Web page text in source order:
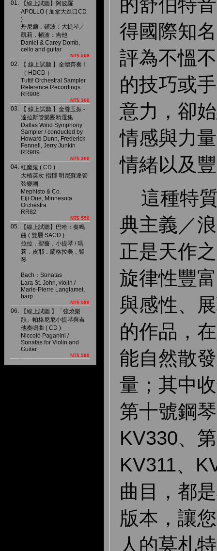
01.
【線上試聽】阿波羅
APOLLO ( 加拿大進口CD
)
丹尼爾．頓波：大提琴／
凱莉．頓波：吉他
Daniel & Carey Domb,
cello and guitar
NT$ 598
02.
【 線上試聽 】全體齊奏！
（ HDCD ）
Tutti! Orchestral Sampler
Reference Recordings
RR906
NT$ 360
03.
【 線上試聽 】金聲玉振 -
達拉斯管樂團精選集
Dallas Wind Symphony
Sampler / conducted by
Howard Dunn, Frederick
Fennell, Jerry Junkin
RR909
NT$ 360
04. 紅魔鬼 ( CD )
大植英次 指揮 明尼蘇達管
弦樂團
Mephisto & Co.
Eiji Oue, Minnesota
Orchestra
RR82
NT$ 550
05.
【線上試聽】巴哈：奏鳴
曲 ( 雙層 SACD )
拉拉．聖薔，小提琴 / 瑪
莉．皮耶．蘭格拉美，豎
琴
Bach：Sonatas
Lara St. John, violin /
Marie-Pierre Langlamet,
harp
NT$ 580
06.
【線上試聽 】「弦燒樂
韻」帕格尼尼小提琴與吉
他奏鳴曲 ( CD )
Niccoló Paganini /
Sonatas for Violin and
Guitar
NT$ 580
的舒伯特
得國際知
評為不慍
的技巧或
意力，卻
情感與力
情緒以及
這種特
典主義／
正是天作
旋律性豐
與感性、
的作品，
能自然散
量；其中
第十號鋼
KV330、
KV311、
曲目，都
版本，讓
人的莫札